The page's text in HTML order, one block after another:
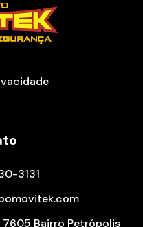
3131
7605 Bairro Petrópolis